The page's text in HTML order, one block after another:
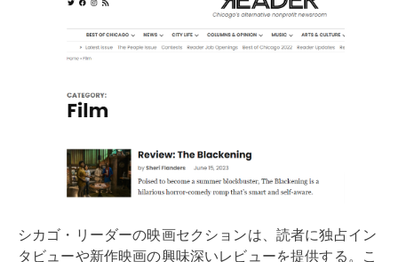
シカゴ・リーダーの映画セクションは、読者に独占イン
タビューや新作映画の興味深いレビューを提供する。こ